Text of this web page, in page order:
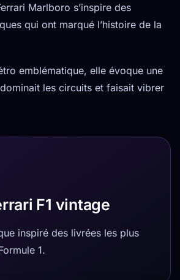
Marlboro s’inspire des
qui ont marqué l’histoire de la
emblématique, elle évoque une
les circuits et faisait vibrer
F1 vintage
inspiré des livrées les plus
1.